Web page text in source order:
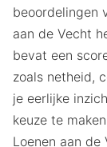
beoordelingen
aan de Vecht
bevat een
zoals netheid,
je eerlijke
keuze te
Loenen aan